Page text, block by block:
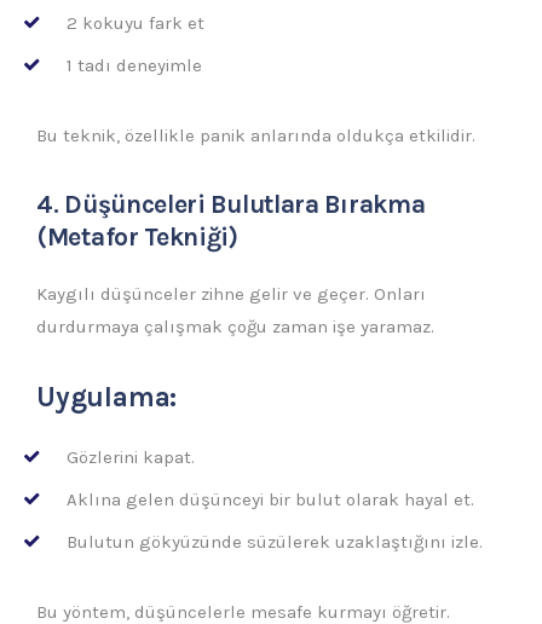
2 kokuyu fark et
1 tadı deneyimle
Bu teknik, özellikle panik anlarında oldukça etkilidir.
4. Düşünceleri Bulutlara Bırakma
(Metafor Tekniği)
Kaygılı düşünceler zihne gelir ve geçer. Onları
durdurmaya çalışmak çoğu zaman işe yaramaz.
Uygulama:
Gözlerini kapat.
Aklına gelen düşünceyi bir bulut olarak hayal et.
Bulutun gökyüzünde süzülerek uzaklaştığını izle.
Bu yöntem, düşüncelerle mesafe kurmayı öğretir.